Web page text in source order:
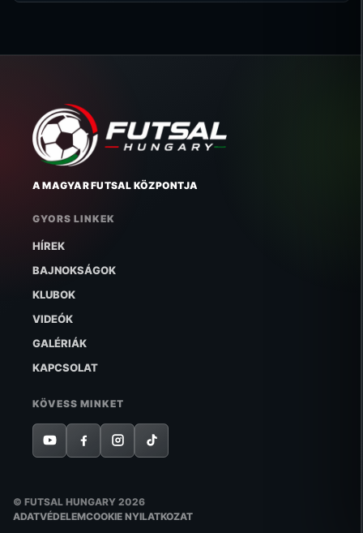
A MAGYAR FUTSAL KÖZPONTJA
GYORS LINKEK
HÍREK
BAJNOKSÁGOK
KLUBOK
VIDEÓK
GALÉRIÁK
KAPCSOLAT
KÖVESS MINKET
© FUTSAL HUNGARY 2026
ADATVÉDELEMCOOKIE NYILATKOZAT